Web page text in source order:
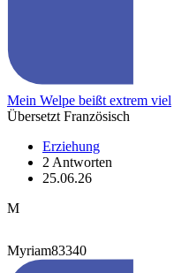
Mein Welpe beißt extrem viel
Übersetzt Französisch
Erziehung
2 Antworten
25.06.26
M
Myriam83340